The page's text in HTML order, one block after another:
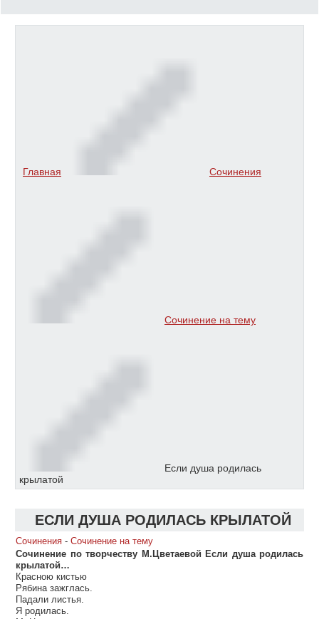
Главная Сочинения
Сочинение на тему
Если душа родилась
крылатой
ЕСЛИ ДУША РОДИЛАСЬ КРЫЛАТОЙ
Сочинения - Сочинение на тему
Сочинение по творчеству М.Цветаевой Если душа родилась
крылатой…
Красною кистью
Рябина зажглась.
Падали листья.
Я родилась.